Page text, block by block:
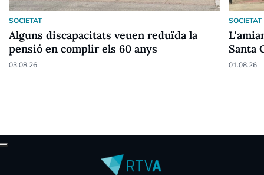
SOCIETAT
Alguns discapacitats veuen reduïda la
pensió en complir els 60 anys
03.08.26
SOCIETAT
Santa
01.08.26